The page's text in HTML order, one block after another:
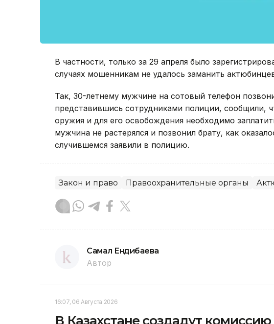
В частности, только за 29 апреля было
случаях мошенникам не удалось заманить
Так, 30-летнему мужчине на сотовый телефон
представившись сотрудниками полиции, сообщили,
оружия и для его освобождения необходимо
мужчина не растерялся и позвонил брату, как
случившемся заявили в полицию.
Закон и право Правоохранительные органы
Самал Ендибаева
Автор
16:07, 06 Августа 2026
В Казахстане создадут